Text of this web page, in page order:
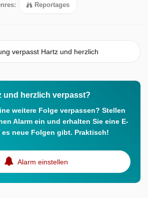
Reportages
verpasst Hartz und herzlich
und herzlich verpasst?
weitere Folge verpassen? Stellen
Alarm ein und erhalten Sie eine E-
es neue Folgen gibt. Praktisch!
Alarm einstellen